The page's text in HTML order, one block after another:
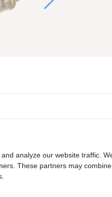
analyze our website traffic.
These partners may